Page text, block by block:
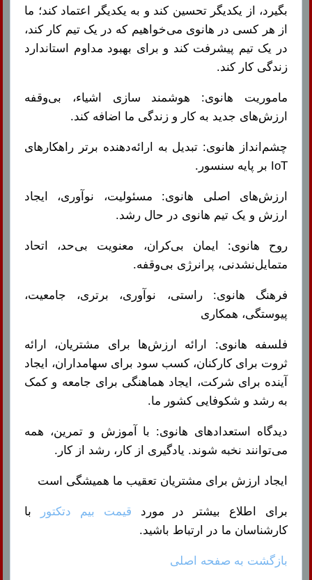
بگیرد، از یکدیگر تحسین کند و به یکدیگر اعتماد کند؛ ما
از هر کسی در هانوی می‌خواهیم که در یک تیم کار کند،
در یک تیم پیشرفت کند و برای بهبود مداوم استاندارد
زندگی کار کند.
ماموریت هانوی: هوشمند سازی اشیاء، بی‌وقفه
ارزش‌های جدید به کار و زندگی ما اضافه کند.
چشم‌انداز هانوی: تبدیل به ارائه‌دهنده برتر راهکارهای
IoT بر پایه سنسور.
ارزش‌های اصلی هانوی: مسئولیت، نوآوری، ایجاد
ارزش و یک تیم هانوی در حال رشد.
روح هانوی: ایمان بی‌کران، معنویت بی‌حد، اتحاد
متمایل‌نشدنی، پرانرژی بی‌وقفه.
فرهنگ هانوی: راستی، نوآوری، برتری، جامعیت،
پیوستگی، همکاری
فلسفه هانوی: ارائه ارزش‌ها برای مشتریان، ارائه
ثروت برای کارکنان، کسب سود برای سهامداران، ایجاد
آینده برای شرکت، ایجاد هماهنگی برای جامعه و کمک
به رشد و شکوفایی کشور ما.
دیدگاه استعدادهای هانوی: با آموزش و تمرین، همه
می‌توانند نخبه شوند. یادگیری از کار، رشد از کار.
ایجاد ارزش برای مشتریان تعقیب ما همیشگی است
برای اطلاع بیشتر در مورد قیمت بیم دتکتور
با
کارشناسان ما در ارتباط باشید.
بازگشت به صفحه اصلی